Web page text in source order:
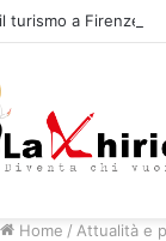
Home / Attualità e